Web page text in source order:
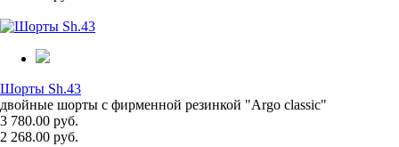
Шорты Sh.43
двойные шорты с фирменной резинкой "Argo classic"
3 780.00 руб.
2 268.00 руб.